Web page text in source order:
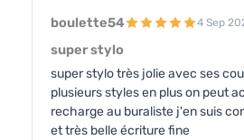
boulette54 4 Sep
super stylo
super stylo très jolie avec ses
plusieurs styles en plus on peut
recharge au buraliste j'en suis
et très belle écriture fine